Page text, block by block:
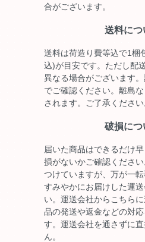
合がございます。
送料につ
送料は荷造り費等込で1梱
込)が目安です。ただし配
異なる場合がございます
でご確認ください。離島
されます。ご了承ください
破損につ
届いた商品はできるだけ
損がないかご確認くださ
つけていますが、万が一転
すみやかにお届けした運
い。運送会社からこちら
品の発送や返金などの対
す。運送会社を通さずに
ん。